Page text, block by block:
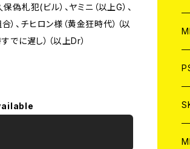
偽札犯(ビル）、ヤミニ（以上G）、
、チヒロン様（黄金狂時代）（以
でに遅し）（以上Dr）